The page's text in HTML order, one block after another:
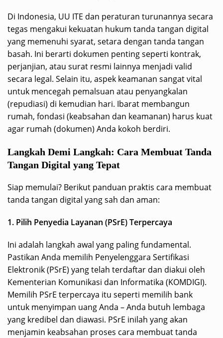
Di Indonesia, UU ITE dan peraturan turunannya secara
tegas mengakui kekuatan hukum tanda tangan digital
yang memenuhi syarat, setara dengan tanda tangan
basah. Ini berarti dokumen penting seperti kontrak,
perjanjian, atau surat resmi lainnya menjadi valid
secara legal. Selain itu, aspek keamanan sangat vital
untuk mencegah pemalsuan atau penyangkalan
(repudiasi) di kemudian hari. Ibarat membangun
rumah, fondasi (keabsahan dan keamanan) harus kuat
agar rumah (dokumen) Anda kokoh berdiri.
Langkah Demi Langkah: Cara Membuat Tanda
Tangan Digital yang Tepat
Siap memulai? Berikut panduan praktis cara membuat
tanda tangan digital yang sah dan aman:
1. Pilih Penyedia Layanan (PSrE) Terpercaya
Ini adalah langkah awal yang paling fundamental.
Pastikan Anda memilih Penyelenggara Sertifikasi
Elektronik (PSrE) yang telah terdaftar dan diakui oleh
Kementerian Komunikasi dan Informatika (KOMDIGI).
Memilih PSrE terpercaya itu seperti memilih bank
untuk menyimpan uang Anda – Anda butuh lembaga
yang kredibel dan diawasi. PSrE inilah yang akan
menjamin keabsahan proses cara membuat tanda